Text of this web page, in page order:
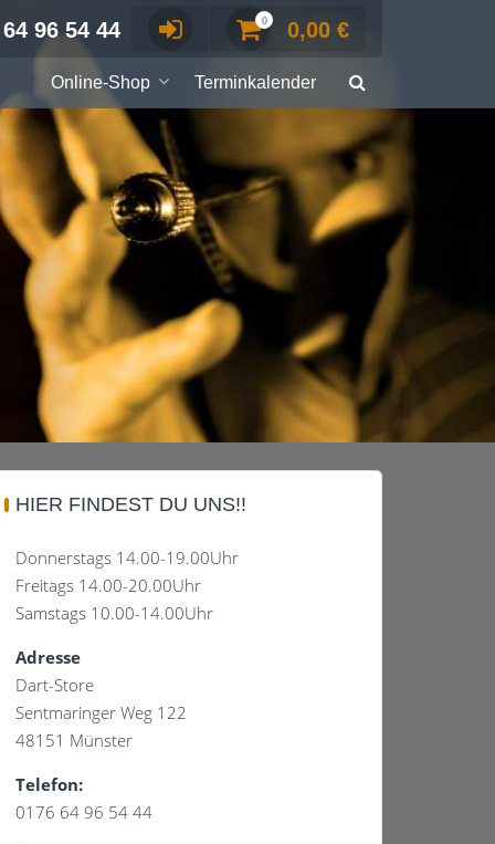
96 54 44 0 0,00 €
Online-Shop Terminkalender
HIER FINDEST DU UNS!!
Donnerstags 14.00-19.00Uhr
Freitags 14.00-20.00Uhr
Samstags 10.00-14.00Uhr
Adresse
Dart-Store
Sentmaringer Weg 122
48151 Münster
Telefon:
0176 64 96 54 44